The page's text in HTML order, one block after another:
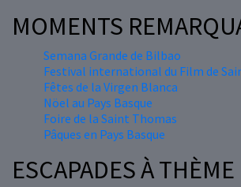
MOMENTS
Semana Grande de Bilbao
Festival international du Film de
Fêtes de la Virgen Blanca
Nöel au Pays Basque
Foire de la Saint Thomas
Pâques en Pays Basque
ESCAPADES À THÈME